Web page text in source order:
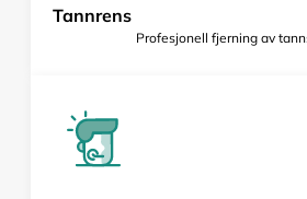
Tannrens
Profesjonell fjerning av